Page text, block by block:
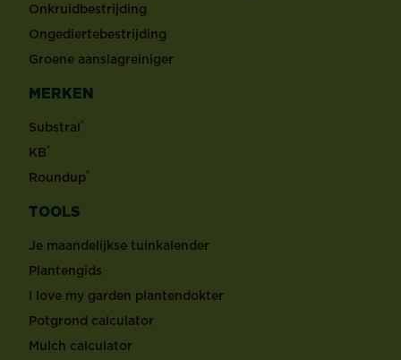
Onkruidbestrijding
Ongediertebestrijding
Groene aanslagreiniger
MERKEN
Substral®
KB®
Roundup®
TOOLS
Je maandelijkse tuinkalender
Plantengids
I love my garden plantendokter
Potgrond calculator
Mulch calculator